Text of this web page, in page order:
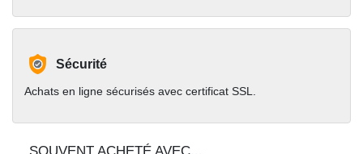
Sécurité
Achats en ligne sécurisés avec certificat SSL.